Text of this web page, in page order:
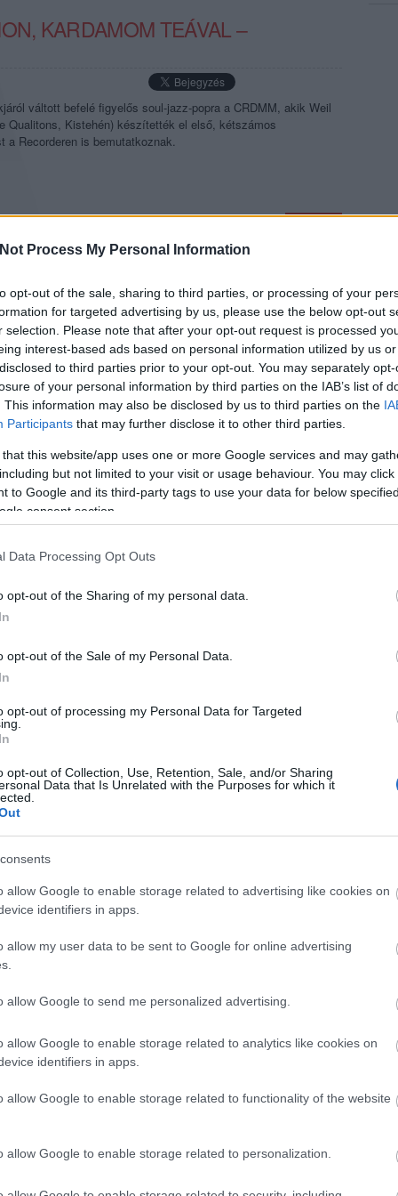
Process My Personal Information
opt-out of the sale, sharing to third parties, or processing of your
for targeted advertising by us, please use the below opt-out
selection. Please note that after your opt-out request is processed
interest-based ads based on personal information utilized by us
to third parties prior to your opt-out. You may separately
of your personal information by third parties on the IAB’s list of
This information may also be disclosed by us to third parties on the
Participants that may further disclose it to other third parties.
that this website/app uses one or more Google services and may
but not limited to your visit or usage behaviour. You may
to Google and its third-party tags to use your data for below
consent section.
Data Processing Opt Outs
opt-out of the Sharing of my personal data.
opt-out of the Sale of my Personal Data.
opt-out of processing my Personal Data for Targeted
opt-out of Collection, Use, Retention, Sale, and/or Sharing
Data that Is Unrelated with the Purposes for which it
allow Google to enable storage related to advertising like cookies on
identifiers in apps.
allow my user data to be sent to Google for online advertising
allow Google to send me personalized advertising.
allow Google to enable storage related to analytics like cookies on
identifiers in apps.
allow Google to enable storage related to functionality of the website
allow Google to enable storage related to personalization.
KARDAMOM TEÁVAL –
váltott befelé figyelős soul-jazz-popra a CRDMM, akik Weil
Qualitons, Kistehén) készítették el első, kétszámos
a Recorderen is bemutatkoznak.
komment
A TŰZ, VÁROK, LESBEN,
– KONOK-KLIPPREMIER
alter, hanem poszt-rockos, metálos irányból közelítve: új klippel
amit egy híres Borges-novella ihletett. Magyarradar +
VAGY AZ
BOGARAM
EP-jével a családi vállalkozásban működő budapesti
akik le se tagadhatnák Nick Hornby, a 30Y és Sam Fender
A Szívem tücske megjelenése után most a Recorderen is
komment
HÉTKÖZNAPOK – ITT A
a pop-punkba, alapított egy shoegaze-es, emós
amiben a '90-es évek és a Dinosaur Jr. iránti rajongását is
konceptkislemezük (Álomfogó) után most első EP-jükkel
zenekart is bemutatják a…